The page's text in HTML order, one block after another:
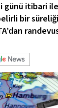
günü itibari
bir